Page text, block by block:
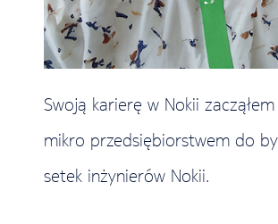
Swoją karierę w Nokii
mikro przedsiębiorstwem do
setek inżynierów Nokii.